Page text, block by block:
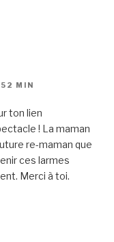
MIN
ton lien
! La maman
re-maman que
ces larmes
Merci à toi.